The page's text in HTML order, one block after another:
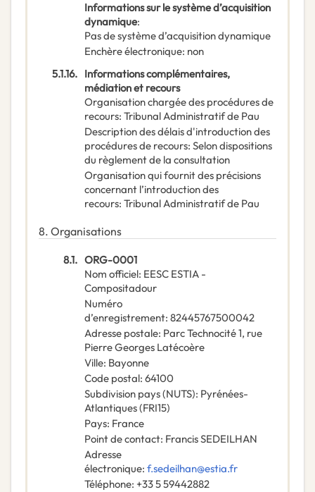
Informations sur le système d’acquisition
dynamique:
Pas de système d’acquisition dynamique
Enchère électronique: non
5.1.16. Informations complémentaires,
médiation et recours
Organisation chargée des procédures de
recours: Tribunal Administratif de Pau
Description des délais d'introduction des
procédures de recours: Selon dispositions
du règlement de la consultation
Organisation qui fournit des précisions
concernant l’introduction des
recours: Tribunal Administratif de Pau
8. Organisations
8.1. ORG-0001
Nom officiel: EESC ESTIA -
Compositadour
Numéro
d’enregistrement: 82445767500042
Adresse postale: Parc Technocité 1, rue
Pierre Georges Latécoère
Ville: Bayonne
Code postal: 64100
Subdivision pays (NUTS): Pyrénées-
Atlantiques(FRI15)
Pays: France
Point de contact: Francis SEDEILHAN
Adresse
électronique: f.sedeilhan@estia.fr
Téléphone: +33 5 59442882